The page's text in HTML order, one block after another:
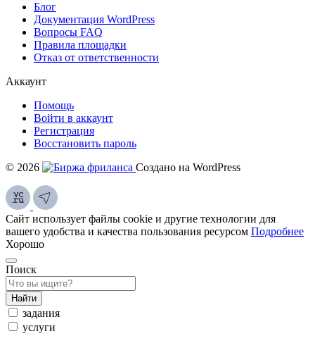
Блог
Документация WordPress
Вопросы FAQ
Правила площадки
Отказ от ответственности
Аккаунт
Помощь
Войти в аккаунт
Регистрация
Восстановить пароль
© 2026
Создано на WordPress
Сайт использует файлы cookie и другие технологии для
вашего удобства и качества пользования ресурсом Подробнее
Хорошо
Поиск
Найти
задания
услуги